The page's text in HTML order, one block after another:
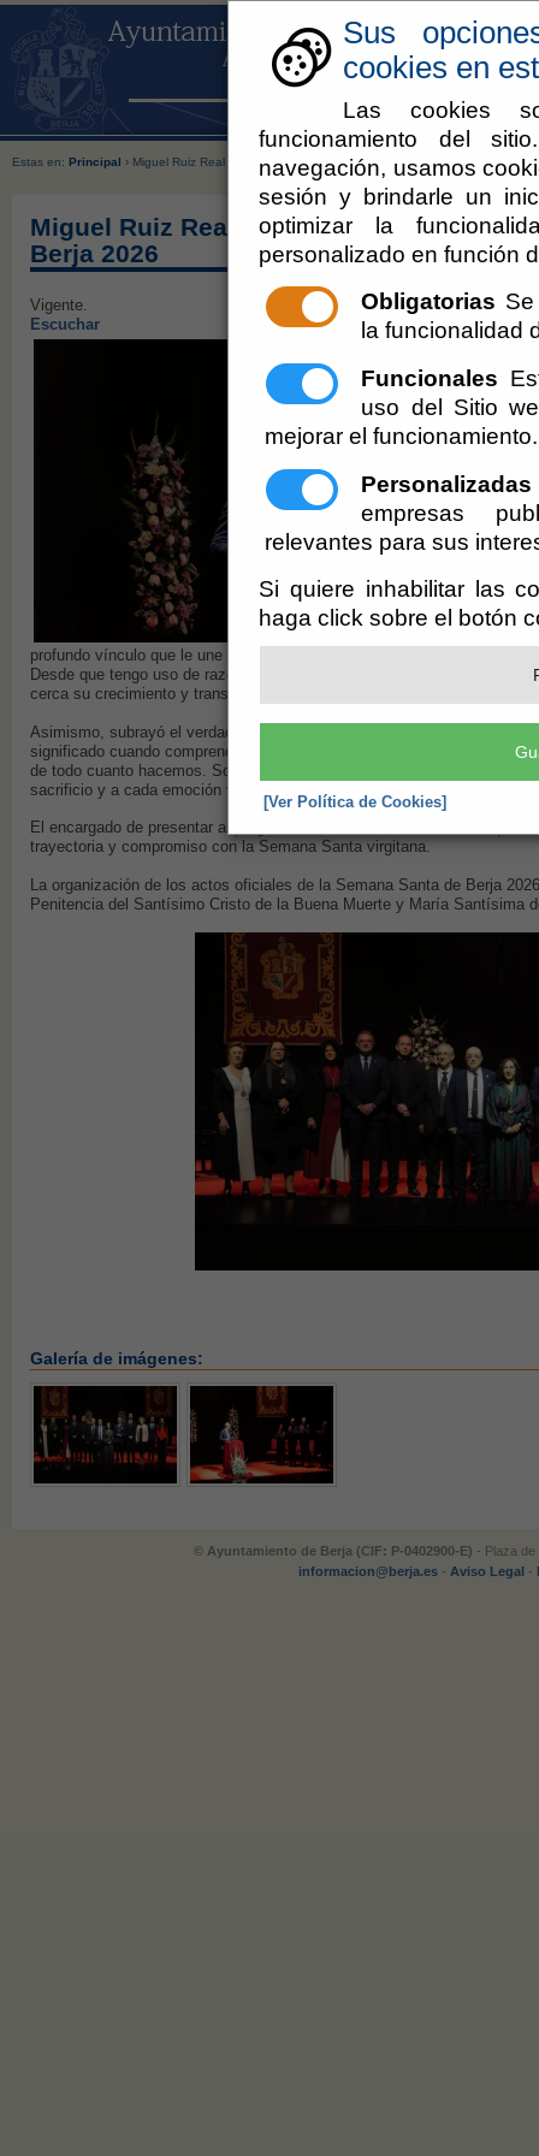
Sus
cookies en
Las cookies
funcionamiento del
navegación, usamos
sesión y brindarle un
optimizar la
personalizado en función
Obligatorias
la funcionalidad
Funcionales
uso del Sitio
mejorar el funcionamiento.
Personalizadas
empresas
relevantes para sus
Si quiere inhabilitar las
haga click sobre el botón
[Ver Política de Cookies]
Estas en: Principal › Miguel Ruiz Real anuncia con emoción la llegada de la Semana Santa
Miguel Ruiz Real anuncia con emoción
Berja 2026
Vigente.
Escuchar
profundo vínculo que le une a la Semana Santa, señalando que
Desde que tengo uso de razón he estado vinculado a ella a través de
cerca su crecimiento y transformación”.
Asimismo, subrayó el verdadero sentido de esta celebración,
significado cuando comprendemos que los auténticos protagonistas
de todo cuanto hacemos. Son quienes nos convocan, quienes nos
sacrificio y a cada emoción vivida en la calle”.
El encargado de presentar al pregonero fue José González Acién,
trayectoria y compromiso con la Semana Santa virgitana.
La organización de los actos oficiales de la Semana Santa de Berja
Penitencia del Santísimo Cristo de la Buena Muerte y María Santísima
Galería de imágenes:
© Ayuntamiento de Berja (CIF: P-0402900-E) - Plaza
informacion@berja.es - Aviso Legal -